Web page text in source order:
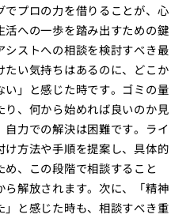
でプロの力を借りることが、心
への一歩を踏み出すための鍵
シストへの相談を検討すべき最
い気持ちはあるのに、どこか
い」と感じた時です。ゴミの量
、何から始めれば良いのか見
力での解決は困難です。ライ
け方法や手順を提案し、具体的
、この段階で相談すること
解放されます。次に、「精神
と感じた時も、相談すべき重